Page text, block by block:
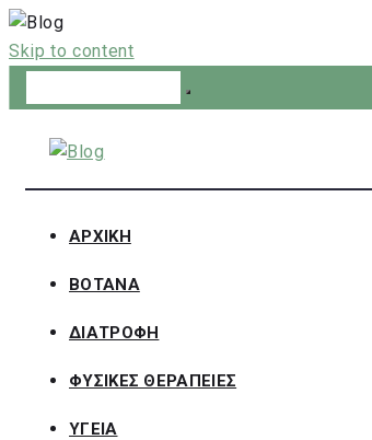
Skip to content
ΑΡΧΙΚΗ
ΒΟΤΑΝΑ
ΔΙΑΤΡΟΦΗ
ΦΥΣΙΚΕΣ ΘΕΡΑΠΕΙΕΣ
ΥΓΕΙΑ